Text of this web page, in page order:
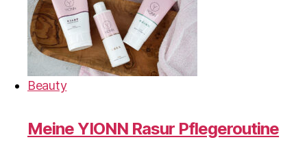
Beauty
Meine YIONN Rasur Pflegeroutine